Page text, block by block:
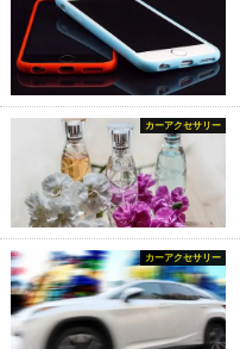
カーアクセサリー
カーアクセサリー